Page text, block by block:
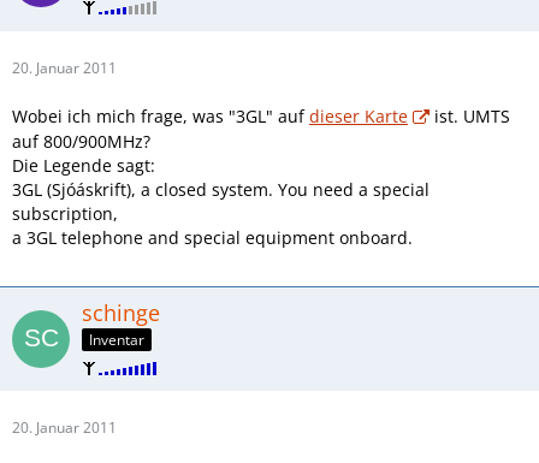
20. Januar 2011
Wobei ich mich frage, was "3GL" aufdieser Karte
ist. UMTS
auf 800/900MHz?
Die Legende sagt:
3GL (Sjóáskrift), a closed system. You need a special
subscription,
a 3GL telephone and special equipment onboard.
schinge
Inventar
20. Januar 2011